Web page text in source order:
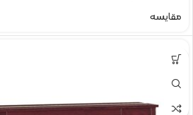
مقایسه